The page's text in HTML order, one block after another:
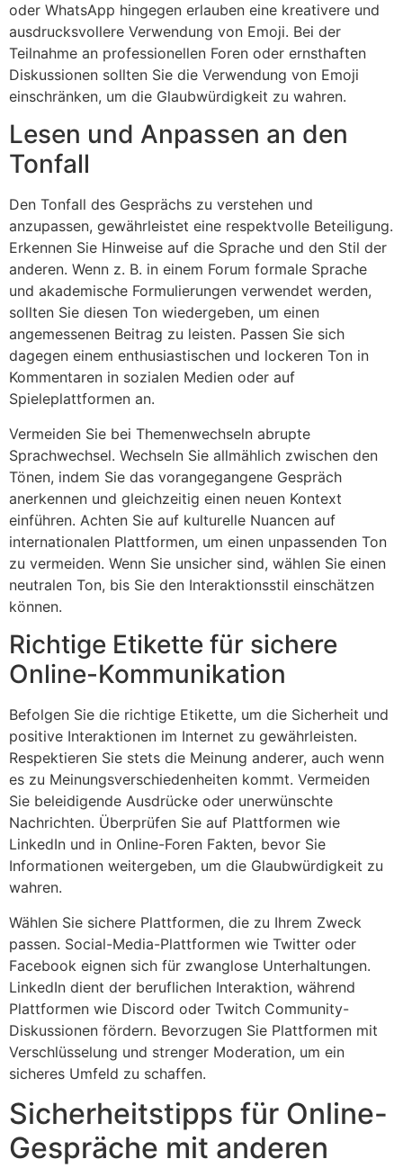
oder WhatsApp hingegen erlauben eine kreativere und
ausdrucksvollere Verwendung von Emoji. Bei der
Teilnahme an professionellen Foren oder ernsthaften
Diskussionen sollten Sie die Verwendung von Emoji
einschränken, um die Glaubwürdigkeit zu wahren.
Lesen und Anpassen an den
Tonfall
Den Tonfall des Gesprächs zu verstehen und
anzupassen, gewährleistet eine respektvolle Beteiligung.
Erkennen Sie Hinweise auf die Sprache und den Stil der
anderen. Wenn z. B. in einem Forum formale Sprache
und akademische Formulierungen verwendet werden,
sollten Sie diesen Ton wiedergeben, um einen
angemessenen Beitrag zu leisten. Passen Sie sich
dagegen einem enthusiastischen und lockeren Ton in
Kommentaren in sozialen Medien oder auf
Spieleplattformen an.
Vermeiden Sie bei Themenwechseln abrupte
Sprachwechsel. Wechseln Sie allmählich zwischen den
Tönen, indem Sie das vorangegangene Gespräch
anerkennen und gleichzeitig einen neuen Kontext
einführen. Achten Sie auf kulturelle Nuancen auf
internationalen Plattformen, um einen unpassenden Ton
zu vermeiden. Wenn Sie unsicher sind, wählen Sie einen
neutralen Ton, bis Sie den Interaktionsstil einschätzen
können.
Richtige Etikette für sichere
Online-Kommunikation
Befolgen Sie die richtige Etikette, um die Sicherheit und
positive Interaktionen im Internet zu gewährleisten.
Respektieren Sie stets die Meinung anderer, auch wenn
es zu Meinungsverschiedenheiten kommt. Vermeiden
Sie beleidigende Ausdrücke oder unerwünschte
Nachrichten. Überprüfen Sie auf Plattformen wie
LinkedIn und in Online-Foren Fakten, bevor Sie
Informationen weitergeben, um die Glaubwürdigkeit zu
wahren.
Wählen Sie sichere Plattformen, die zu Ihrem Zweck
passen. Social-Media-Plattformen wie Twitter oder
Facebook eignen sich für zwanglose Unterhaltungen.
LinkedIn dient der beruflichen Interaktion, während
Plattformen wie Discord oder Twitch Community-
Diskussionen fördern. Bevorzugen Sie Plattformen mit
Verschlüsselung und strenger Moderation, um ein
sicheres Umfeld zu schaffen.
Sicherheitstipps für Online-
Gespräche mit anderen